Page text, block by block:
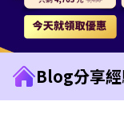
Blog分享